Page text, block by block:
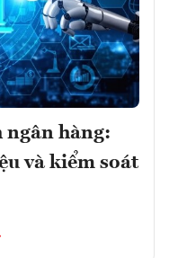
ngân hàng:
và kiểm soát